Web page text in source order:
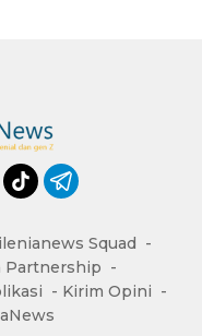
Squad
Partnership
Kirim Opini